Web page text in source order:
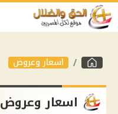
اسعار وعروض
اسعار وعروض